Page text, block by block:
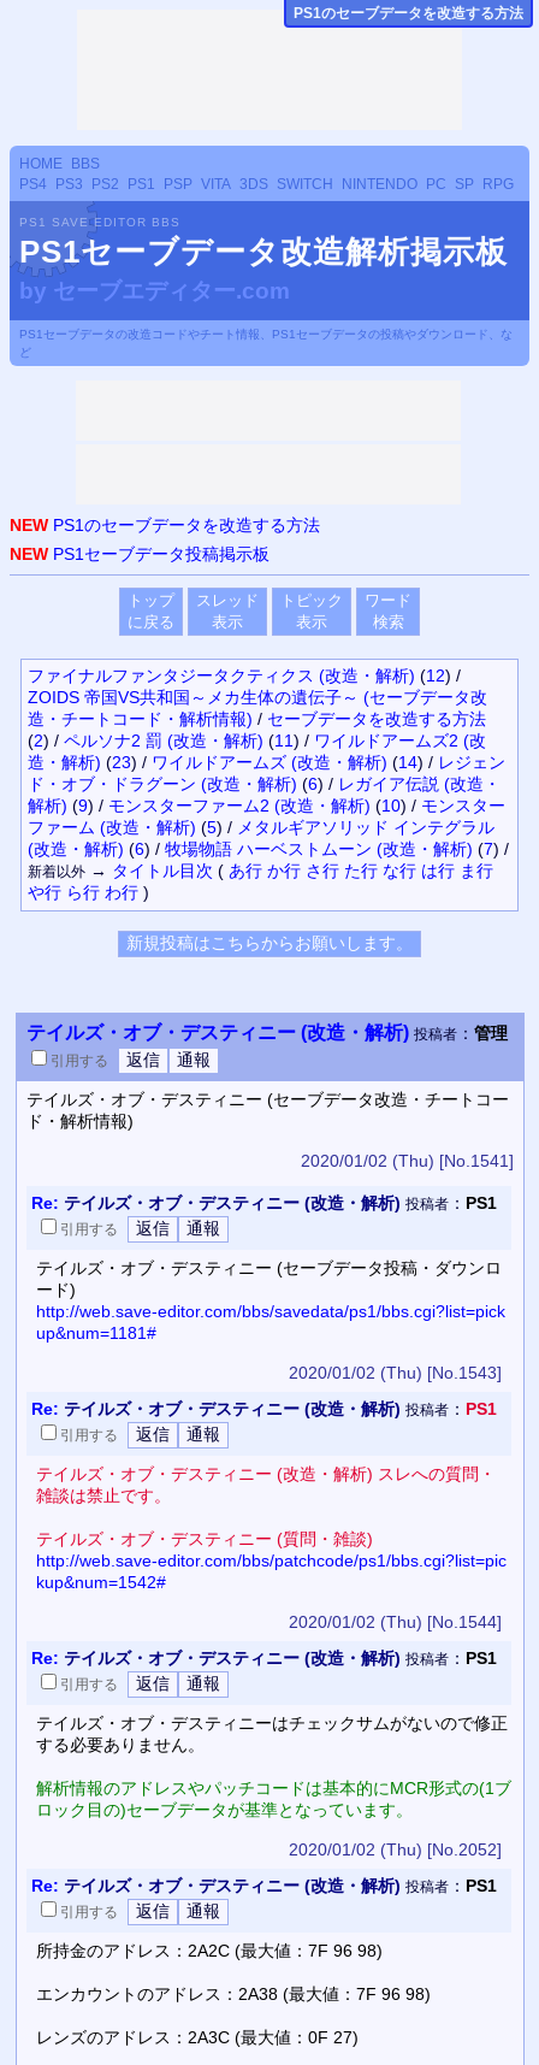
HOME
BBS
PS4
PS3 PS2 PS1 PSP VITA 3DS SWITCH NINTENDO PC SP RPG
PS1 SAVE EDITOR BBS
PS1セーブデータ改造解析掲示板
by セーブエディター.com
PS1セーブデータの改造コードやチート情報、PS1セーブデータの投稿やダウンロード、な
ど
NEW PS1のセーブデータを改造する方法
NEW PS1セーブデータ投稿掲示板
トップ
に戻る
スレッド
表示
トピック
表示
ワード
検索
ファイナルファンタジータクティクス (改造・解析) (12) /
ZOIDS 帝国VS共和国～メカ生体の遺伝子～ (セーブデータ改
造・チートコード・解析情報) / セーブデータを改造する方法
(2) / ペルソナ2 罰 (改造・解析) (11) / ワイルドアームズ2 (改
造・解析) (23) / ワイルドアームズ (改造・解析) (14) / レジェン
ド・オブ・ドラグーン (改造・解析) (6) / レガイア伝説 (改造・
解析) (9) / モンスターファーム2 (改造・解析) (10) / モンスター
ファーム (改造・解析) (5) / メタルギアソリッド インテグラル
(改造・解析) (6) / 牧場物語 ハーベストムーン (改造・解析) (7) /
新着以外 → タイトル目次 ( あ行 か行 さ行 た行 な行 は行 ま行
や行 ら行 わ行 )
テイルズ・オブ・デスティニー (改造・解析) 投稿者： 管理
引用する
テイルズ・オブ・デスティニー (セーブデータ改造・チートコー
ド・解析情報)
2020/01/02 (Thu) [No.1541]
Re: テイルズ・オブ・デスティニー (改造・解析) 投稿者： PS1
引用する
テイルズ・オブ・デスティニー (セーブデータ投稿・ダウンロ
ード)
http://web.save-editor.com/bbs/savedata/ps1/bbs.cgi?list=pick
up&num=1181#
2020/01/02 (Thu) [No.1543]
Re: テイルズ・オブ・デスティニー (改造・解析) 投稿者： PS1
引用する
テイルズ・オブ・デスティニー (改造・解析) スレへの質問・
雑談は禁止です。
テイルズ・オブ・デスティニー (質問・雑談)
http://web.save-editor.com/bbs/patchcode/ps1/bbs.cgi?list=pic
kup&num=1542#
2020/01/02 (Thu) [No.1544]
Re: テイルズ・オブ・デスティニー (改造・解析) 投稿者： PS1
引用する
テイルズ・オブ・デスティニーはチェックサムがないので修正
する必要ありません。
解析情報のアドレスやパッチコードは基本的にMCR形式の(1ブ
ロック目の)セーブデータが基準となっています。
2020/01/02 (Thu) [No.2052]
Re: テイルズ・オブ・デスティニー (改造・解析) 投稿者： PS1
引用する
所持金のアドレス：2A2C (最大値：7F 96 98)
エンカウントのアドレス：2A38 (最大値：7F 96 98)
レンズのアドレス：2A3C (最大値：0F 27)
PS1のセーブデータを改造する方法